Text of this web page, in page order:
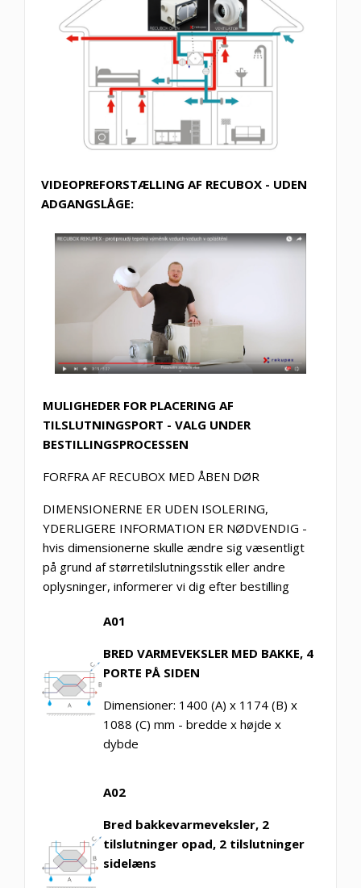
VIDEOPREFORSTÆLLING AF RECUBOX - UDEN
ADGANGSLÅGE:
MULIGHEDER FOR PLACERING AF
TILSLUTNINGSPORT - VALG UNDER
BESTILLINGSPROCESSEN
FORFRA AF RECUBOX MED ÅBEN DØR
DIMENSIONERNE ER UDEN ISOLERING,
YDERLIGERE INFORMATION ER NØDVENDIG -
hvis dimensionerne skulle ændre sig væsentligt
på grund af størretilslutningsstik eller andre
oplysninger, informerer vi dig efter bestilling
A01
BRED VARMEVEKSLER MED BAKKE, 4
PORTE PÅ SIDEN
Dimensioner: 1400 (A) x 1174 (B) x
1088 (C) mm - bredde x højde x
dybde
A02
Bred bakkevarmeveksler, 2
tilslutninger opad, 2 tilslutninger
sidelæns